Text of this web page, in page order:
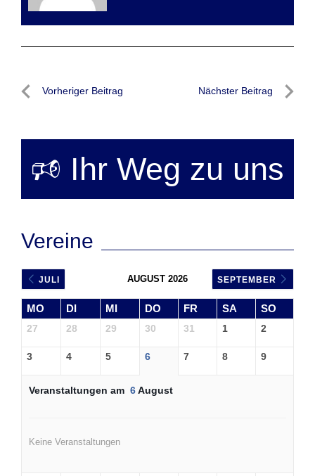
Beitragsnavigation
Vorheriger Beitrag Nächster Beitrag
🕫 Ihr Weg zu uns
Vereine
JULI AUGUST 2026 SEPTEMBER
MO DI MI DO FR SA SO
27 28 29 30 31 1 2
3 4 5 6 7 8 9
Veranstaltungen am 6August
Keine Veranstaltungen